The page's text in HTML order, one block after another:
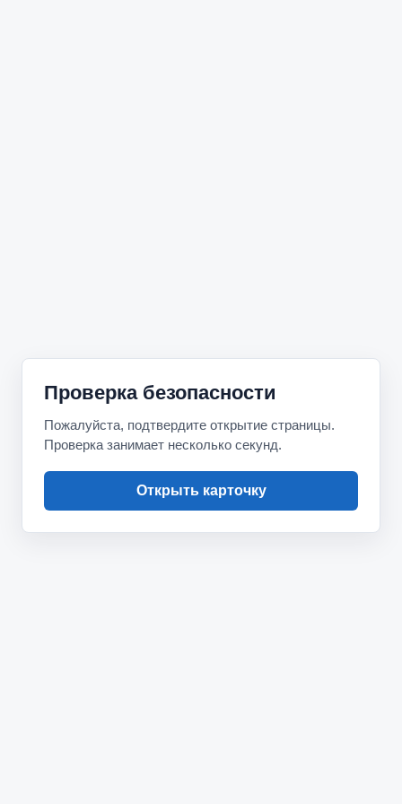
Проверка безопасности
Пожалуйста, подтвердите открытие страницы.
Проверка занимает несколько секунд.
Открыть карточку